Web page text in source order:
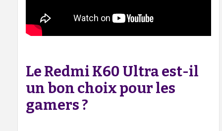
Le Redmi K60 Ultra est-il
un bon choix pour les
gamers ?